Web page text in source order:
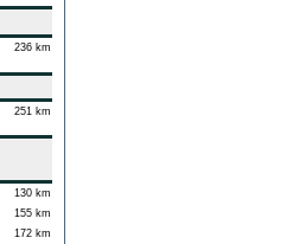
236 km
251 km
130 km
155 km
172 km